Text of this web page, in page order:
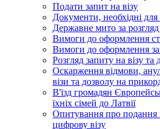
Подати запит на візу
Документи, необхідні
Державне мито за
Вимоги до оформлення
Вимоги до оформлення
Розгляд запиту на візу та
Оскарження відмови,
візи та дозволу на
В'їзд громадян
їхніх сімей до Латвії
Опитування про подання
цифрову візу